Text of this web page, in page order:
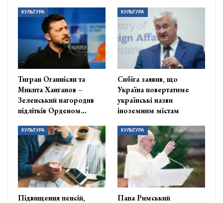
КУЛЬТУРА
Тигран Оганнісян та
Микита Ханганов –
Зеленський нагородив
підлітків Орденом…
КУЛЬТУРА
Сибіга заявив, що
Україна повертатиме
українські назви
іноземним містам
КУЛЬТУРА
Підвищення пенсій,
КУЛЬТУРА
Папа Римський